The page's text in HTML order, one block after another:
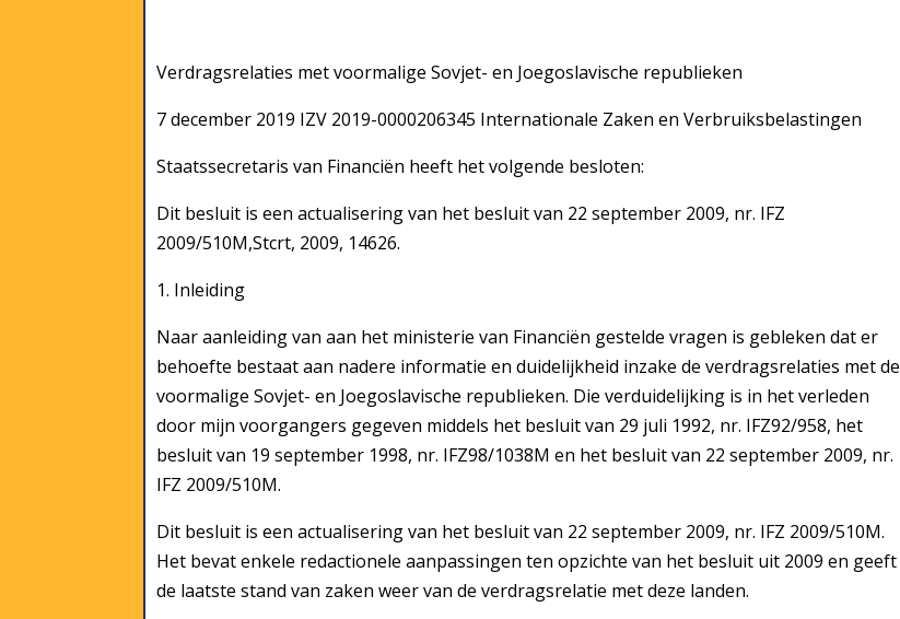
Verdragsrelaties met voormalige Sovjet- en Joegoslavische republieken
7 december 2019 IZV 2019-0000206345 Internationale Zaken en Verbruiksbelastingen
Staatssecretaris van Financiën heeft het volgende besloten:
Dit besluit is een actualisering van het besluit van 22 september 2009, nr. IFZ
2009/510M,Stcrt, 2009, 14626.
1. Inleiding
Naar aanleiding van aan het ministerie van Financiën gestelde vragen is gebleken dat er
behoefte bestaat aan nadere informatie en duidelijkheid inzake de verdragsrelaties met de
voormalige Sovjet- en Joegoslavische republieken. Die verduidelijking is in het verleden
door mijn voorgangers gegeven middels het besluit van 29 juli 1992, nr. IFZ92/958, het
besluit van 19 september 1998, nr. IFZ98/1038M en het besluit van 22 september 2009, nr.
IFZ 2009/510M.
Dit besluit is een actualisering van het besluit van 22 september 2009, nr. IFZ 2009/510M.
Het bevat enkele redactionele aanpassingen ten opzichte van het besluit uit 2009 en geeft
de laatste stand van zaken weer van de verdragsrelatie met deze landen.